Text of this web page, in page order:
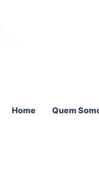
Home Quem